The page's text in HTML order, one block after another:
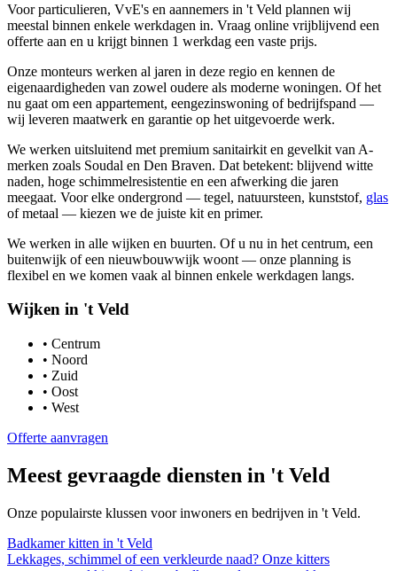
Voor particulieren, VvE's en aannemers in 't Veld plannen wij
meestal binnen enkele werkdagen in. Vraag online vrijblijvend een
offerte aan en u krijgt binnen 1 werkdag een vaste prijs.
Onze monteurs werken al jaren in deze regio en kennen de
eigenaardigheden van zowel oudere als moderne woningen. Of het
nu gaat om een appartement, eengezinswoning of bedrijfspand —
wij leveren maatwerk en garantie op het uitgevoerde werk.
We werken uitsluitend met premium sanitairkit en gevelkit van A-
merken zoals Soudal en Den Braven. Dat betekent: blijvend witte
naden, hoge schimmelresistentie en een afwerking die jaren
meegaat. Voor elke ondergrond — tegel, natuursteen, kunststof, glas
of metaal — kiezen we de juiste kit en primer.
We werken in alle wijken en buurten. Of u nu in het centrum, een
buitenwijk of een nieuwbouwwijk woont — onze planning is
flexibel en we komen vaak al binnen enkele werkdagen langs.
Wijken in 't Veld
• Centrum
• Noord
• Zuid
• Oost
• West
Offerte aanvragen
Meest gevraagde diensten in 't Veld
Onze populairste klussen voor inwoners en bedrijven in 't Veld.
Badkamer kitten in 't Veld
Lekkages, schimmel of een verkleurde naad? Onze kitters